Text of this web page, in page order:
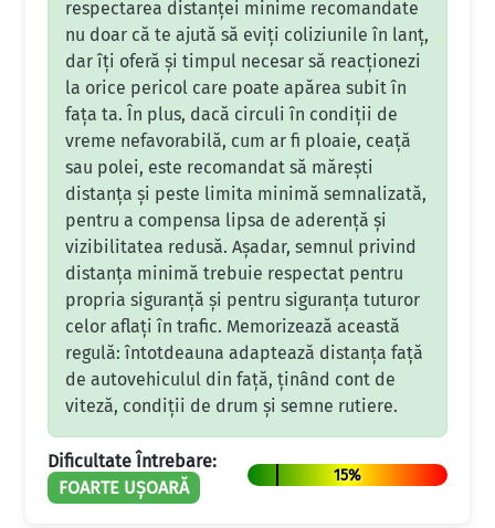
respectarea distanței minime recomandate
nu doar că te ajută să eviți coliziunile în lanț,
dar îți oferă și timpul necesar să reacționezi
la orice pericol care poate apărea subit în
fața ta. În plus, dacă circuli în condiții de
vreme nefavorabilă, cum ar fi ploaie, ceață
sau polei, este recomandat să mărești
distanța și peste limita minimă semnalizată,
pentru a compensa lipsa de aderență și
vizibilitatea redusă. Așadar, semnul privind
distanța minimă trebuie respectat pentru
propria siguranță și pentru siguranța tuturor
celor aflați în trafic. Memorizează această
regulă: întotdeauna adaptează distanța față
de autovehiculul din față, ținând cont de
viteză, condiții de drum și semne rutiere.
Dificultate Întrebare:
FOARTE UȘOARĂ
15%